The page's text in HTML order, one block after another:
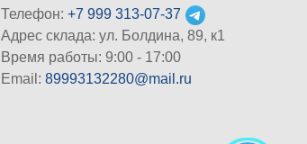
Телефон:+7 999 313-07-37
Адрес склада: ул. Болдина, 89, к1
Время работы: 9:00 - 17:00
Email:89993132280@mail.ru